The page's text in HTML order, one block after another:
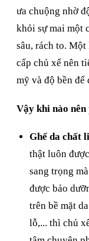
ưa chuộng nhờ
khỏi sự mai một
sâu, rách to.
cấp chủ xế nên
mỹ và độ bền để
Vậy khi nào nên
Ghế da chất
thật luôn
sang trọng
được bảo
trên bề mặt
lỗ,... thì chủ